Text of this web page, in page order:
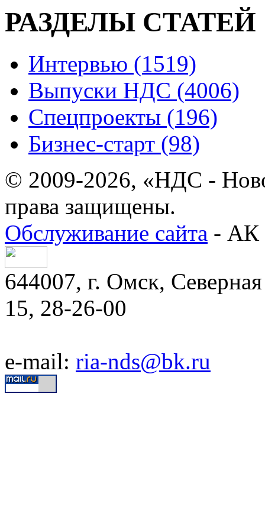
РАЗДЕЛЫ СТАТЕЙ
Интервью (1519)
Выпуски НДС (4006)
Спецпроекты (196)
Бизнес-старт (98)
© 2009-2026, «НДС -
права защищены.
Обслуживание сайта - АК
644007, г. Омск,
15, 28-26-00
e-mail: ria-nds@bk.ru